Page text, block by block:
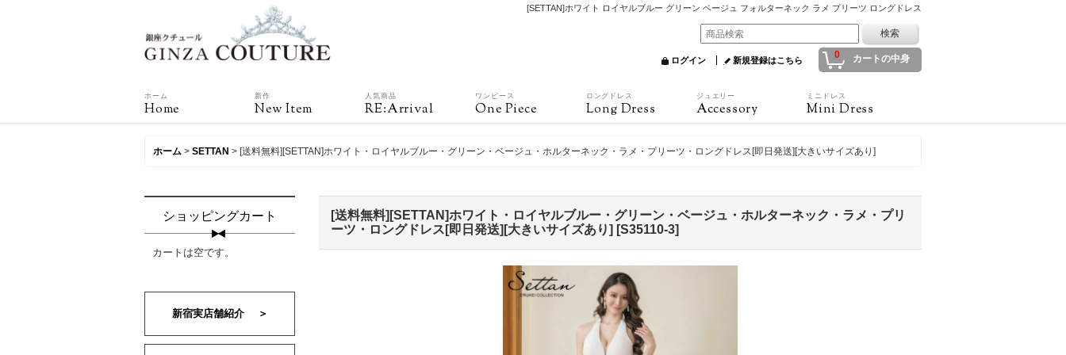
[SETTAN]ホワイト ロイヤルブルー グリーン ベージュ フォルターネック ラメ プリーツ ロングドレス
0 カートの中身
ログイン 新規登録はこちら
ホーム
Home
新作
New Item
人気商品
RE:Arrival
ワンピース
One Piece
ロングドレス
Long Dress
ジュエリー
Accessory
ミニドレス
Mini Dress
ホーム > SETTAN > [送料無料][SETTAN]ホワイト・ロイヤルブルー・グリーン・ベージュ・ホルターネック・ラメ・プリーツ・ロングドレス[即日発送][大きいサイズあり]
ショッピングカート
カートは空です。
新宿実店舗紹介 ＞
[送料無料][SETTAN]ホワイト・ロイヤルブルー・グリーン・ベージュ・ホルターネック・ラメ・プリ
ーツ・ロングドレス[即日発送][大きいサイズあり] [S35110-3]